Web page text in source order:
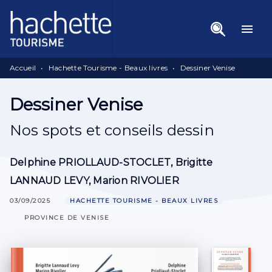
Menu Recherche
Pied De Page
menu
Accueil • Hachette Tourisme - Beaux livres • Dessiner Venise
Dessiner Venise
Nos spots et conseils dessin
Delphine PRIOLLAUD-STOCLET, Brigitte
LANNAUD LEVY, Marion RIVOLIER
03/09/2025 HACHETTE TOURISME - BEAUX LIVRES
PROVINCE DE VENISE